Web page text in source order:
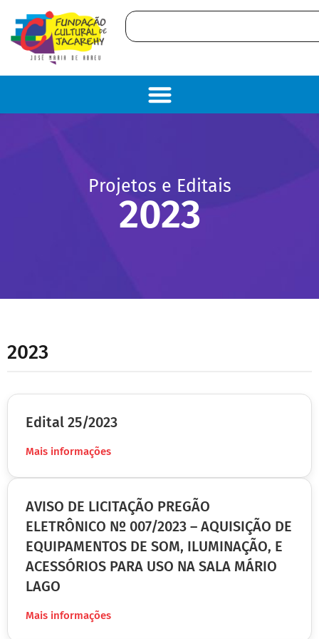
Projetos e Editais
2023
2023
Edital 25/2023
Mais informações
AVISO DE LICITAÇÃO PREGÃO
ELETRÔNICO Nº 007/2023 – AQUISIÇÃO DE
EQUIPAMENTOS DE SOM, ILUMINAÇÃO, E
ACESSÓRIOS PARA USO NA SALA MÁRIO
LAGO
Mais informações